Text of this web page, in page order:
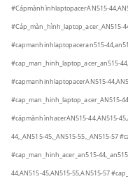
#CápmànhìnhlaptopacerAN515-
#Cáp_màn_hình_laptop_acer_AN515-
#capmanhinhlaptopaceran515-
#cap_man_hinh_laptop_acer_an515-
#capmanhinhlaptopacerAN515-
#cap_man_hinh_laptop_acer_AN515-
#cápmànhìnhacerAN515-44,AN515-
44,_AN515-45,_AN515-55,_AN515-57
#cap_man_hinh_acer_an515-
44,AN515-45,AN515-55,AN515-57